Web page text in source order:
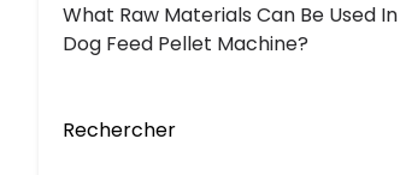
What Raw Materials Can Be Used In
Dog Feed Pellet Machine?
Rechercher